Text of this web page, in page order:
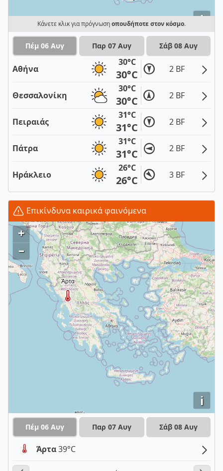
i
Κάνετε κλικ για πρόγνωσηοπουδήποτε στον κόσμο.
Πέμ 06 Αυγ Παρ 07 Αυγ Σάβ 08 Αυγ
Αθήνα
30°C
30°C 2 BF
Θεσσαλονίκη
30°C
30°C 2 BF
Πειραιάς
31°C
31°C 2 BF
Πάτρα
31°C
31°C 2 BF
Ηράκλειο
26°C
26°C 3 BF
Επικίνδυνα καιρικά φαινόμενα
i
+
–
Πέμ 06 Αυγ Παρ 07 Αυγ Σάβ 08 Αυγ
Άρτα39°C